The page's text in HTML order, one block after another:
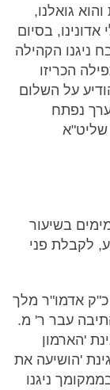
גואלנו,
בסיום
לשבח ניגנו הקהילה
הכריזו
על השלום
תפילת שחרית. בשעה 9:38 לערך נפתח
בשיעור
לקבלת פני
כ"ק אדמו"ר מלך
עבר ר' מ.
'הארמון
'הושיעה את
ניגנו